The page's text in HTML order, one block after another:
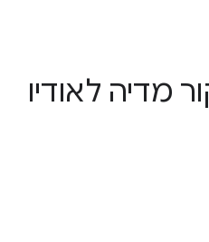
מדיה לאודיו